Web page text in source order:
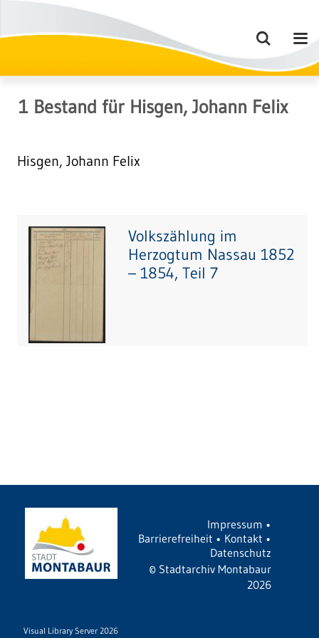
1 Bestand für Hisgen, Johann Felix
Hisgen, Johann Felix
Volkszählung im
Herzogtum Nassau 1852
– 1854, Teil 7
Impressum •
Barrierefreiheit • Kontakt •
Datenschutz
© Stadtarchiv Montabaur
2026
Visual Library Server 2026